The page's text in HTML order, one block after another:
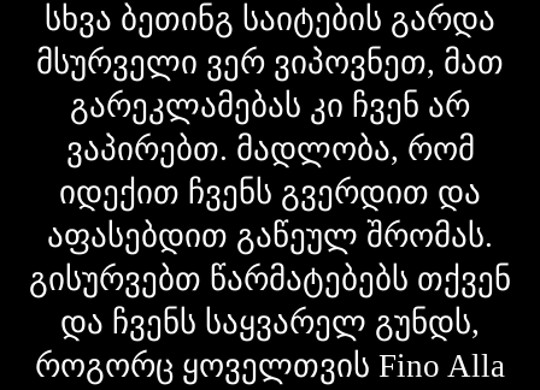
სხვა ბეთინგ საიტების გარდა
მსურველი ვერ ვიპოვნეთ, მათ
გარეკლამებას კი ჩვენ არ
ვაპირებთ. მადლობა, რომ
იდექით ჩვენს გვერდით და
აფასებდით გაწეულ შრომას.
გისურვებთ წარმატებებს თქვენ
და ჩვენს საყვარელ გუნდს,
როგორც ყოველთვის Fino Alla